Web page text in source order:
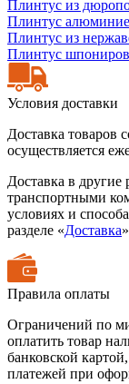
Плинтус из
Плинтус
Плинтус из
Плинтус
Условия доставки
Доставка товаров
осуществляется
Доставка в другие
транспортными
условиях и
разделе «Доставка
Правила оплаты
Ограничений по
оплатить товар
банковской
платежей при